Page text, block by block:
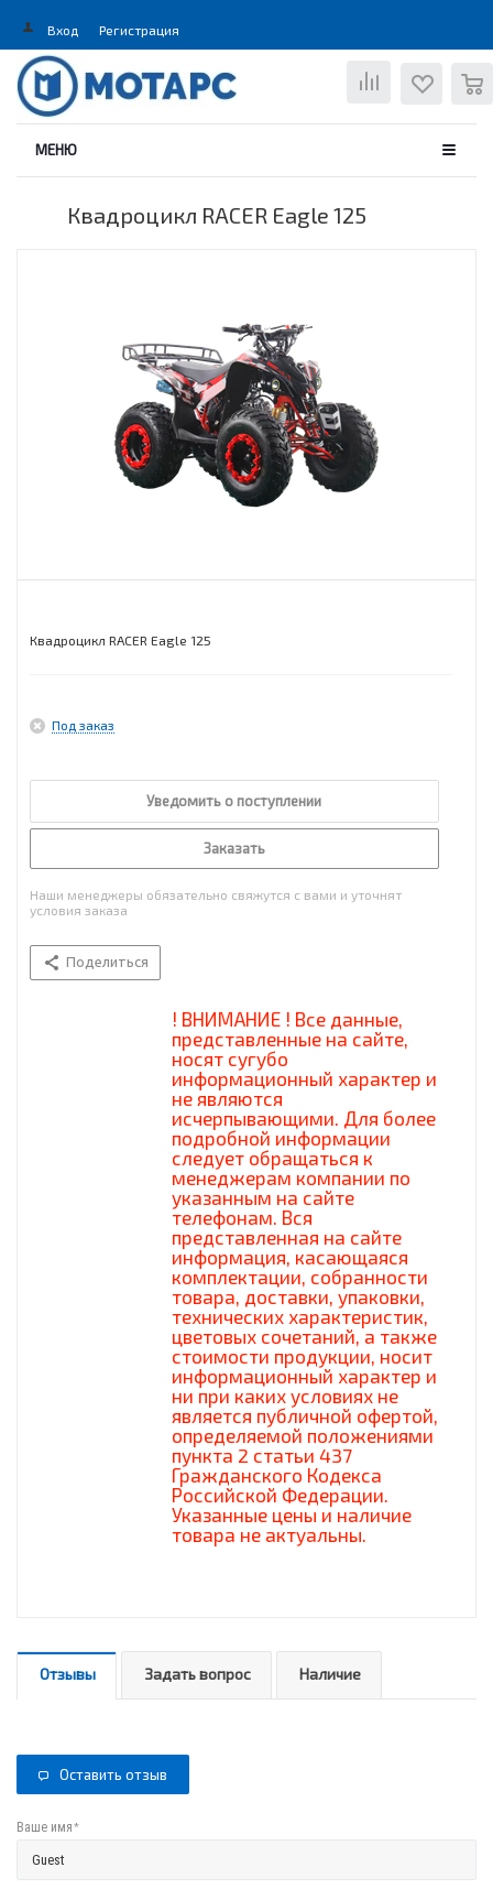
Вход Регистрация
МЕНЮ
Квадроцикл RACER Eagle 125
Квадроцикл RACER Eagle 125
Под заказ
Уведомить о поступлении
Заказать
Наши менеджеры обязательно свяжутся с вами и уточнят
условия заказа
Поделиться
! ВНИМАНИЕ ! Все данные,
представленные на сайте,
носят сугубо
информационный характер и
не являются
исчерпывающими. Для более
подробной информации
следует обращаться к
менеджерам компании по
указанным на сайте
телефонам. Вся
представленная на сайте
информация, касающаяся
комплектации, собранности
товара, доставки, упаковки,
технических характеристик,
цветовых сочетаний, а также
стоимости продукции, носит
информационный характер и
ни при каких условиях не
является публичной офертой,
определяемой положениями
пункта 2 статьи 437
Гражданского Кодекса
Российской Федерации.
Указанные цены и наличие
товара не актуальны.
Отзывы Задать вопрос Наличие
Оставить отзыв
Ваше имя*